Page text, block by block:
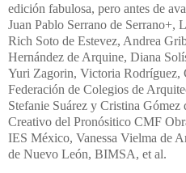
edición fabulosa, pero antes de
Juan Pablo Serrano de Serrano+,
Rich Soto de Estevez, Andrea
Hernández de Arquine, Diana
Yuri Zagorin, Victoria
Federación de Colegios de
Stefanie Suárez y Cristina
Creativo del Pronósitico CMF
IES México, Vanessa Vielma de
de Nuevo León, BIMSA, et al.